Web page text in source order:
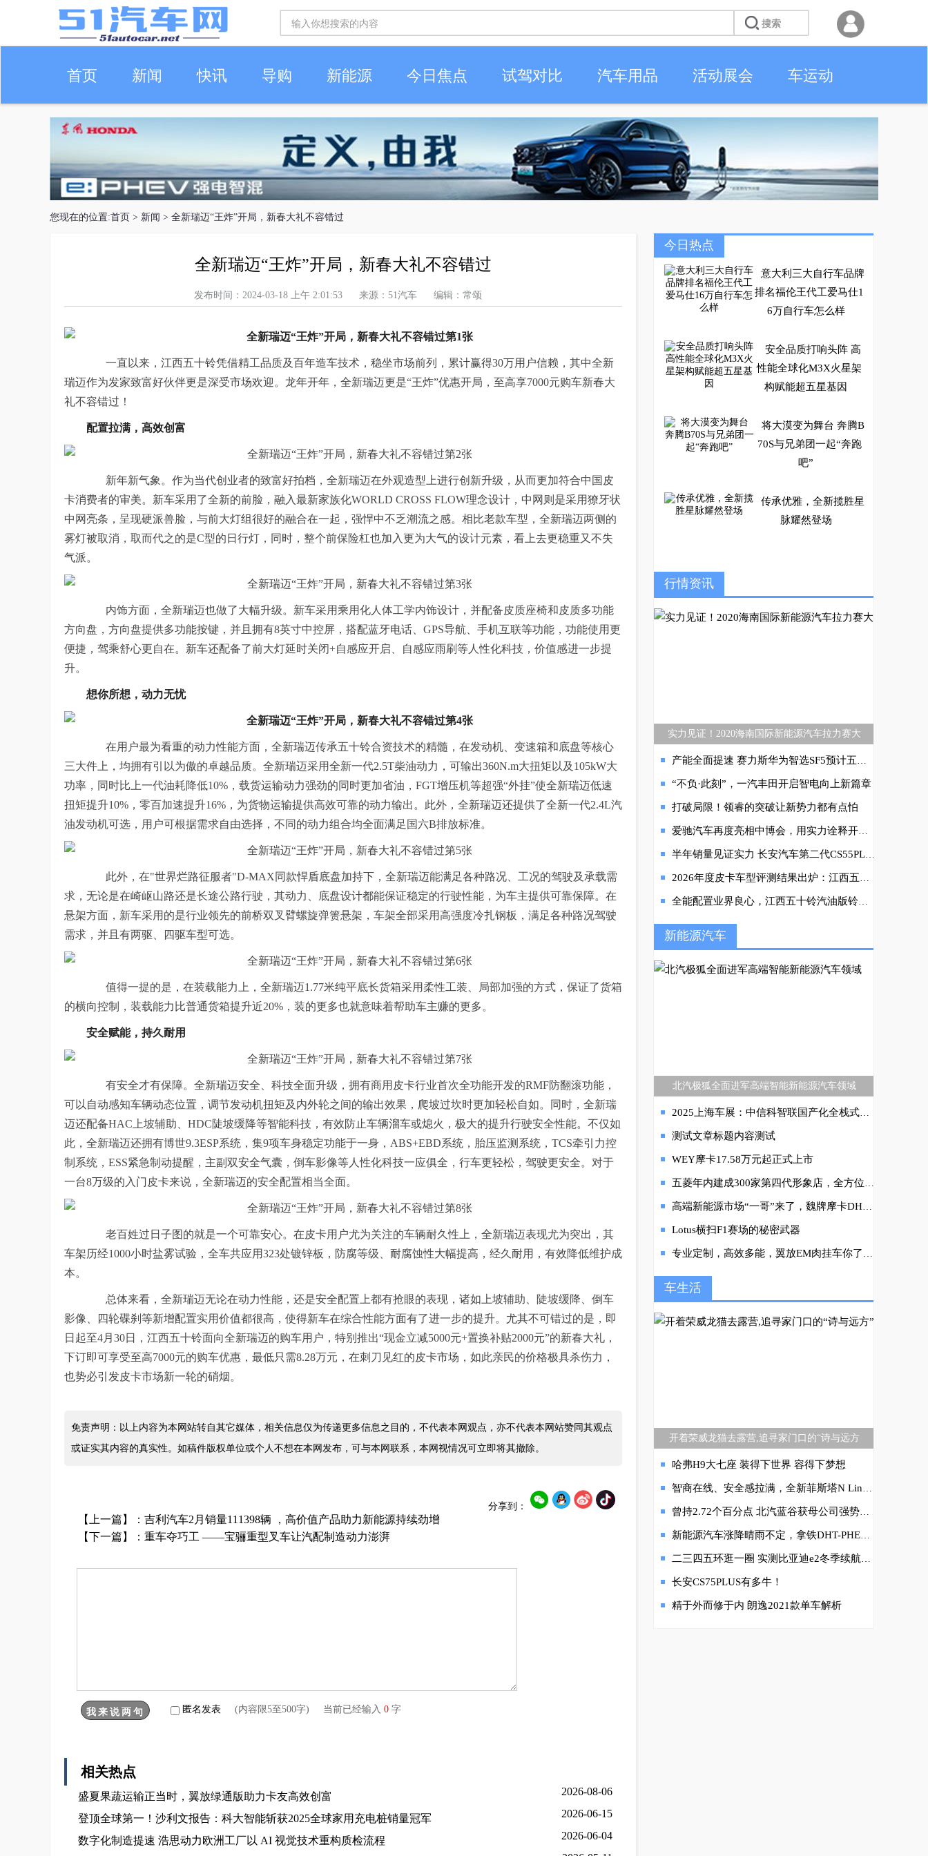
首页 新闻 快讯 导购 新能源 今日焦点 试驾对比 汽车用品 活动展会 车运动
车生活
您现在的位置:首页 > 新闻 > 全新瑞迈“王炸”开局，新春大礼不容错过
全新瑞迈“王炸”开局，新春大礼不容错过
发布时间：2024-03-18 上午 2:01:53 来源：51汽车 编辑：常颂
一直以来，江西五十铃凭借精工品质及百年造车技术，稳坐市场前列，累计赢得30万用户信赖，其中全新
瑞迈作为发家致富好伙伴更是深受市场欢迎。龙年开年，全新瑞迈更是“王炸”优惠开局，至高享7000元购车新春大
礼不容错过！
配置拉满，高效创富
新年新气象。 作为当代创业者的致富好拍档， 全新瑞迈在外观造型上进行创新升级，从而更加符合中国皮
卡消费者的审美。新车采用了全新的前脸，融入最新家族化WORLD CROSS FLOW理念设计，中网 则是采用獠牙状
中网亮条，呈现硬派兽脸 ， 与前大灯组很好的融合在一起 ，强悍中不乏潮流之感。 相比老款车型，全新瑞迈两侧的
雾灯被取消，取而代之的是C型的日行灯，同时，整个前保险杠也加入更为大气的设计元素， 看上去更稳重又不失
气派。
内饰方面， 全新瑞迈也做了大幅升级。新车采用乘用化人体工学内饰设计，并配备皮质座椅和皮质多功能
方向盘 ，方向盘提供多功能按键，并且拥有8英寸中控屏， 搭配蓝牙电话、GPS导航、手机互联等功能 ，功能使用更
便捷， 驾乘舒心更自在。新车还配备了前大灯延时关闭+自感应开启、自感应雨刷等人性化科技，价值感进一步提
升。
想你所想，动力无忧
在用户最为看重的动力性能方面，全新瑞迈传承五十铃合资技术的精髓，在发动机、变速箱和底盘等核心
三大件上，均拥有引以为傲的卓越品质。全新瑞迈采用全新一代2.5T柴油动力，可输出360N.m大扭矩以及105kW大
功率，同时比上一代油耗降低10%，载货运输动力强劲的同时更加省油，FGT增压机等超强“外挂”使全新瑞迈低速
扭矩提升10%，零百加速提升16%，为货物运输提供高效可靠的动力输出。此外，全新瑞迈还提供了全新一代2.4L汽
油发动机可选，用户可根据需求自由选择，不同的动力组合均全面满足国六B排放标准。
此外，在"世界烂路征服者"D-MAX同款悍盾底盘加持下，全新瑞迈能满足各种路况、工况的驾驶及承载需
求，无论是在崎岖山路还是长途公路行驶，其动力、底盘设计都能保证稳定的行驶性能，为车主提供可靠保障。在
悬架方面，新车采用的是行业领先的前桥双叉臂螺旋弹箦悬架，车架全部采用高强度冷扎钢板，满足各种路况驾驶
需求，并且有两驱、四驱车型可选。
值得一提的是，在装载能力上，全新瑞迈1.77米纯平底长货箱采用柔性工装、局部加强的方式，保证了货箱
的横向控制，装载能力比普通货箱提升近20%，装的更多也就意味着帮助车主赚的更多。
安全赋能，持久耐用
有安全才有保障。全新瑞迈安全、科技全面升级，拥有商用皮卡行业首次全功能开发的RMF防翻滚功能，
可以自动感知车辆动态位置，调节发动机扭矩及内外轮之间的输出效果，爬坡过坎时更加轻松自如。同时，全新瑞
迈还配备HAC上坡辅助、HDC陡坡缓降等智能科技，有效防止车辆溜车或熄火，极大的提升行驶安全性能。不仅如
此，全新瑞迈还拥有博世9.3ESP系统，集9项车身稳定功能于一身，ABS+EBD系统，胎压监测系统，TCS牵引力控
制系统，ESS紧急制动提醒，主副双安全气囊，倒车影像等人性化科技一应俱全，行车更轻松，驾驶更安全。对于
一台8万级的入门皮卡来说，全新瑞迈的安全配置相当全面。
老百姓过日子图的就是一个可靠安心。在皮卡用户尤为关注的车辆耐久性上，全新瑞迈表现尤为突出，其
车架历经1000小时盐雾试验，全车共应用323处镀锌板，防腐等级、耐腐蚀性大幅提高，经久耐用，有效降低维护成
本。
总体来看，全新瑞迈无论在动力性能，还是安全配置上都有抢眼的表现 ， 诸如 上坡辅助、陡坡缓降、倒车
影像、四轮碟刹等新增配置实用价值都很高， 使得新车在综合性能方面有了进一步的提升。 尤其不可错过的是，即
日起至4月30日，江西五十铃面向全新瑞迈的购车用户，特别推出“现金立减5000元+置换补贴2000元”的新春大礼，
下订即可享受至高7000元的购车优惠，最低只需8.28万元，在刺刀见红的皮卡市场，如此亲民的价格极具杀伤力，
也势必引发皮卡市场新一轮的硝烟。
免责声明：以上内容为本网站转自其它媒体，相关信息仅为传递更多信息之目的，不代表本网观点，亦不代表本网站赞同其观点
或证实其内容的真实性。如稿件版权单位或个人不想在本网发布，可与本网联系，本网视情况可立即将其撤除。
分享到：
【上一篇】： 吉利汽车2月销量111398辆 ，高价值产品助力新能源持续劲增
【下一篇】： 重车夺巧工 ——宝骊重型叉车让汽配制造动力澎湃
匿名发表 (内容限5至500字) 当前已经输入 0 字
相关热点
盛夏果蔬运输正当时，翼放绿通版助力卡友高效创富 2026-08-06
登顶全球第一！沙利文报告：科大智能斩获2025全球家用充电桩销量冠军 2026-06-15
数字化制造提速 浩思动力欧洲工厂以 AI 视觉技术重构质检流程
2026-06-04
今日热点
意大利三大自行车品牌
排名福伦王代工爱马仕1
6万自行车怎么样
安全品质打响头阵 高
性能全球化M3X火星架
构赋能超五星基因
将大漠变为舞台 奔腾B
70S与兄弟团一起“奔跑
吧”
传承优雅，全新揽胜星
脉耀然登场
池日 创新领航，重塑行
业格局
行情资讯
实力见证！2020海南国际新能源汽车拉力赛大
产能全面提速 赛力斯华为智选SF5预计五月交付
“不负·此刻”，一汽丰田开启智电向上新篇章
打破局限！领睿的突破让新势力都有点怕
爱驰汽车再度亮相中博会，用实力诠释开放创新活力
半年销量见证实力 长安汽车第二代CS55PLUS蓄势待发
2026年度皮卡车型评测结果出炉：江西五十铃D-MAX 3.0斩获最高荣誉
全能配置业界良心，江西五十铃汽油版铃拓真旗舰
新能源汽车
北汽极狐全面进军高端智能新能源汽车领域
2025上海车展：中信科智联国产化全栈式方案，助力智能网联汽车发展
测试文章标题内容测试
WEY摩卡17.58万元起正式上市
五菱年内建成300家第四代形象店，全方位保障五菱凯捷全球品质服务
高端新能源市场“一哥”来了，魏牌摩卡DHT-PHEV超长续航就是强
Lotus横扫F1赛场的秘密武器
专业定制，高效多能，翼放EM肉挂车你了解多少？
车生活
开着荣威龙猫去露营,追寻家门口的“诗与远方
哈弗H9大七座 装得下世界 容得下梦想
智商在线、安全感拉满，全新菲斯塔N Line实力戳中消费者内心
曾持2.72个百分点 北汽蓝谷获母公司强势力挺
新能源汽车涨降晴雨不定，拿铁DHT-PHEV全系售价不变让用户更放心
二三四五环逛一圈 实测比亚迪e2冬季续航370km
长安CS75PLUS有多牛！
精于外而修于内 朗逸2021款单车解析